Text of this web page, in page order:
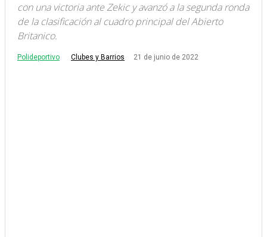
con una victoria ante Zekic y avanzó a la segunda ronda
de la clasificación al cuadro principal del Abierto
Britanico.
Polideportivo Clubes y Barrios 21 de junio de 2022